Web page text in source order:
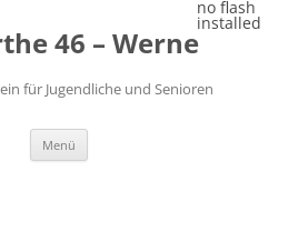
46 – Werne
für Jugendliche und Senioren
Menü
no flash
installed